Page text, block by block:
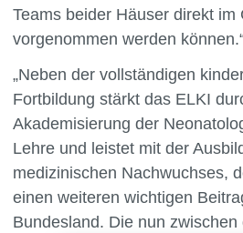
Teams beider Häuser direkt im
vorgenommen werden
„Neben der vollständigen
Fortbildung stärkt das ELKI
Akademisierung der
Lehre und leistet mit der
medizinischen Nachwuchses,
einen weiteren wichtigen
Bundesland. Die nun zwischen